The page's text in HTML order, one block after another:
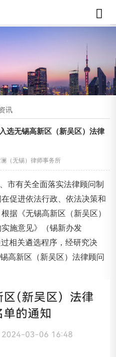
讯
选无锡高新区（新吴区）法律
（无锡）律师事务所
市有关全面落实法律顾问制
促进依法行政、依法决策和
据《无锡高新区（新吴区）
施意见》（锡新办发
相关遴选程序，经研究决
高新区（新吴区）法律顾问